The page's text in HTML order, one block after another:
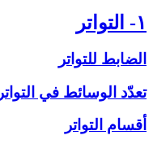
۱- التواتر
الضابط للتواتر
تعدّد الوسائط في التواتر
أقسام التواتر